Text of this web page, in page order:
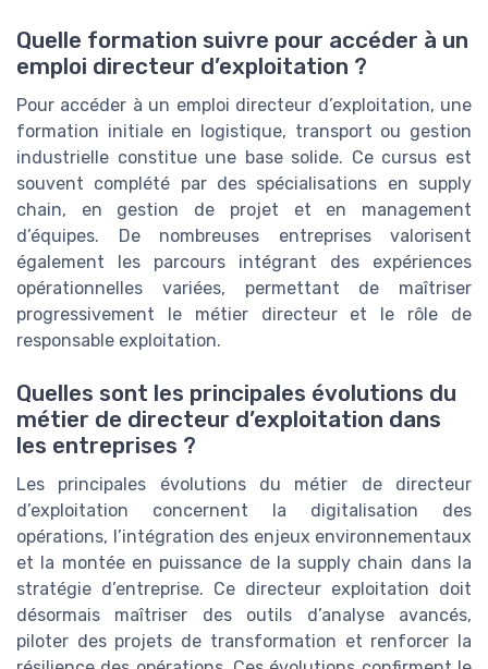
Quelle formation suivre pour accéder à un
emploi directeur d’exploitation ?
Pour accéder à un emploi directeur d’exploitation, une
formation initiale en logistique, transport ou gestion
industrielle constitue une base solide. Ce cursus est
souvent complété par des spécialisations en supply
chain, en gestion de projet et en management
d’équipes. De nombreuses entreprises valorisent
également les parcours intégrant des expériences
opérationnelles variées, permettant de maîtriser
progressivement le métier directeur et le rôle de
responsable exploitation.
Quelles sont les principales évolutions du
métier de directeur d’exploitation dans
les entreprises ?
Les principales évolutions du métier de directeur
d’exploitation concernent la digitalisation des
opérations, l’intégration des enjeux environnementaux
et la montée en puissance de la supply chain dans la
stratégie d’entreprise. Ce directeur exploitation doit
désormais maîtriser des outils d’analyse avancés,
piloter des projets de transformation et renforcer la